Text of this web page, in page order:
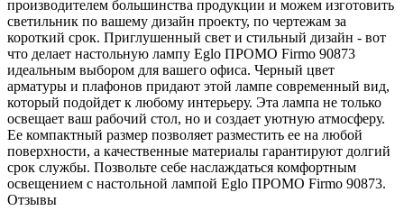
производителем большинства продукции и можем изготовить
светильник по вашему дизайн проекту, по чертежам за
короткий срок. Приглушенный свет и стильный дизайн - вот
что делает настольную лампу Eglo ПРОМО Firmo 90873
идеальным выбором для вашего офиса. Черный цвет
арматуры и плафонов придают этой лампе современный вид,
который подойдет к любому интерьеру. Эта лампа не только
освещает ваш рабочий стол, но и создает уютную атмосферу.
Ее компактный размер позволяет разместить ее на любой
поверхности, а качественные материалы гарантируют долгий
срок службы. Позвольте себе наслаждаться комфортным
освещением с настольной лампой Eglo ПРОМО Firmo 90873.
Отзывы